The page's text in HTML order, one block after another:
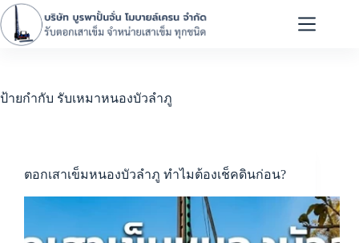
ป้ายกำกับ รับเหมาหนองบัวลำภู
ตอกเสาเข็มหนองบัวลำภู ทำไมต้องเช็คดินก่อน?